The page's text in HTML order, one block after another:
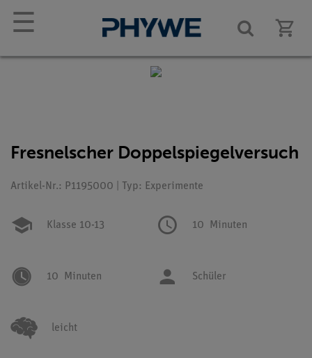
☰
Fresnelscher Doppelspiegelversuch
Artikel-Nr.: P1195000 | Typ: Experimente
Klasse 10-13 10 Minuten
10 Minuten Schüler
leicht